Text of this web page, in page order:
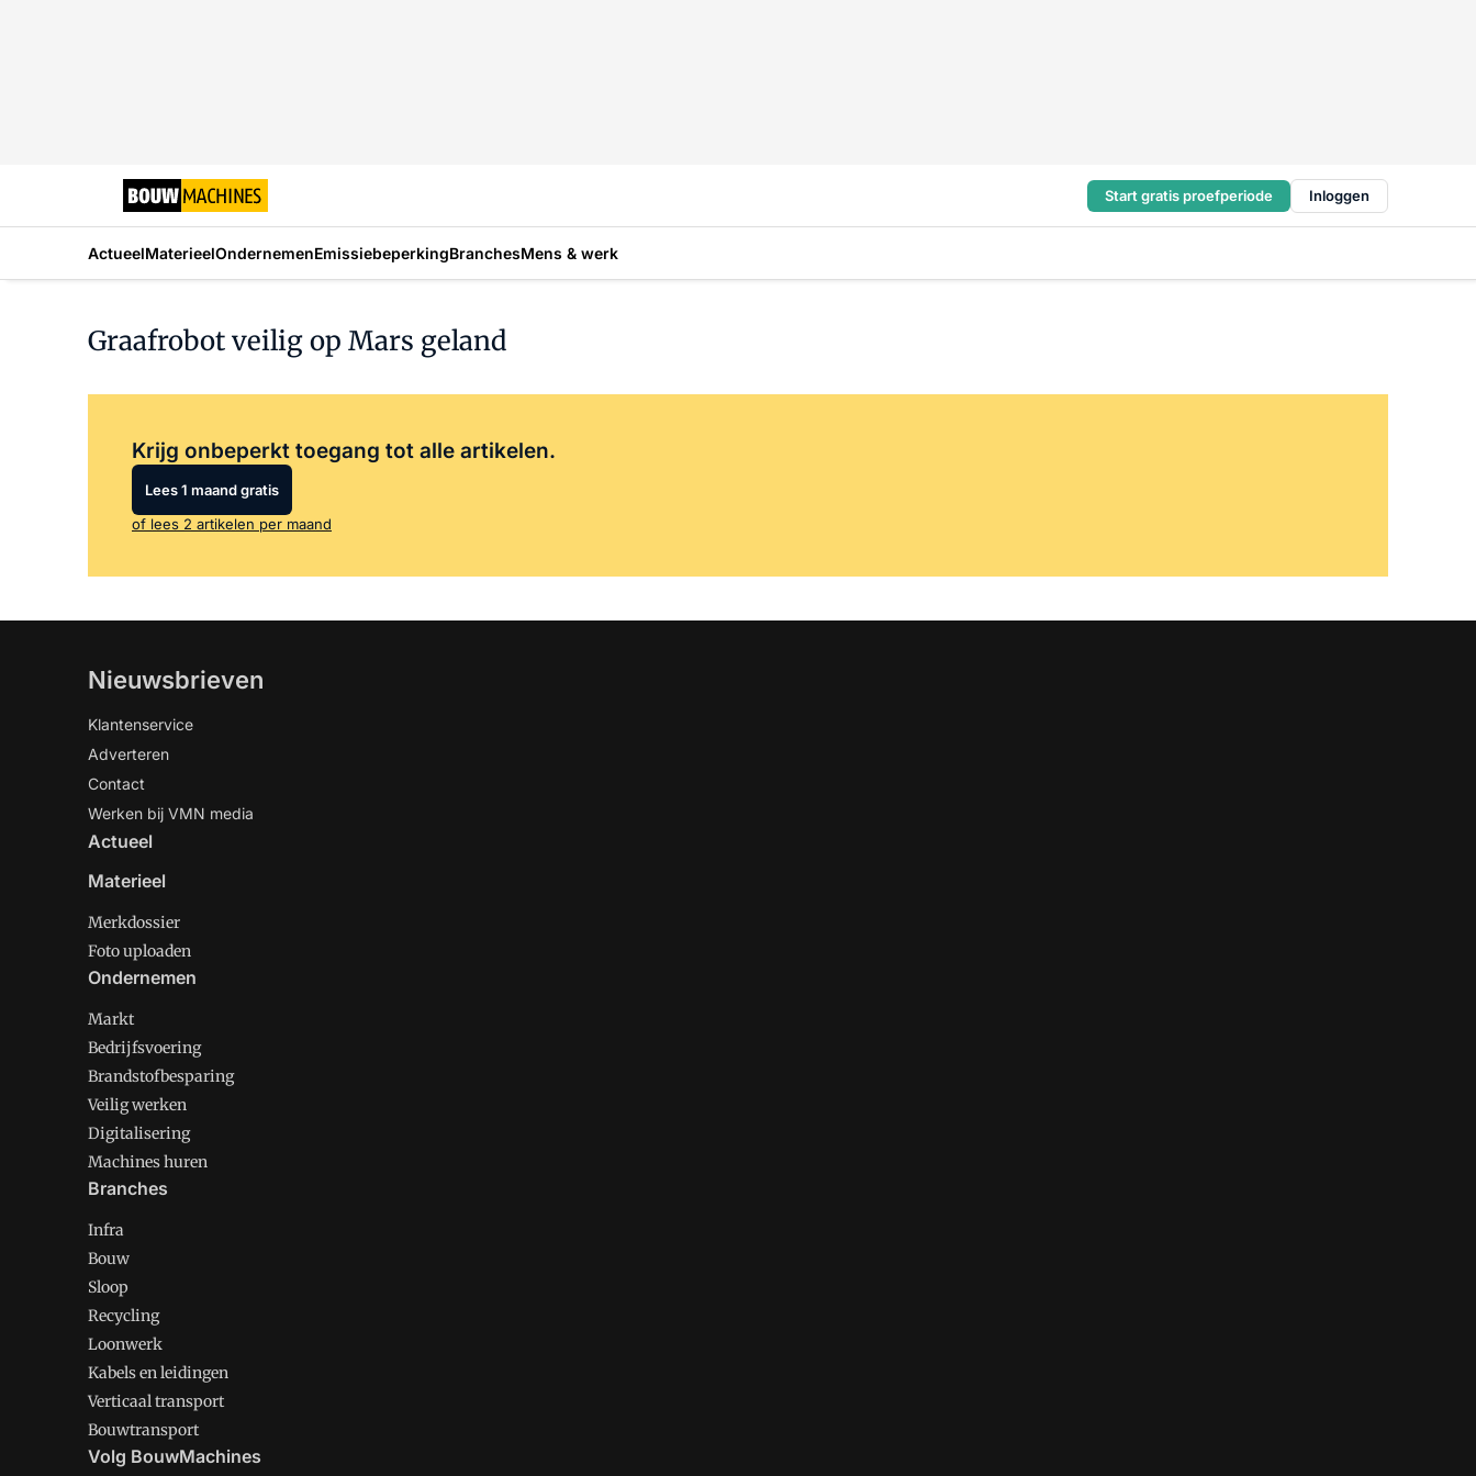
Start gratis proefperiode Inloggen
ActueelMaterieelOndernemenEmissiebeperkingBranchesMens & werk
Graafrobot veilig op Mars geland
Krijg onbeperkt toegang tot alle artikelen.
Lees 1 maand gratis
of lees 2 artikelen per maand
Nieuwsbrieven
Klantenservice
Adverteren
Contact
Werken bij VMN media
Actueel
Materieel
Merkdossier
Foto uploaden
Ondernemen
Markt
Bedrijfsvoering
Brandstofbesparing
Veilig werken
Digitalisering
Machines huren
Branches
Infra
Bouw
Sloop
Recycling
Loonwerk
Kabels en leidingen
Verticaal transport
Bouwtransport
Volg BouwMachines